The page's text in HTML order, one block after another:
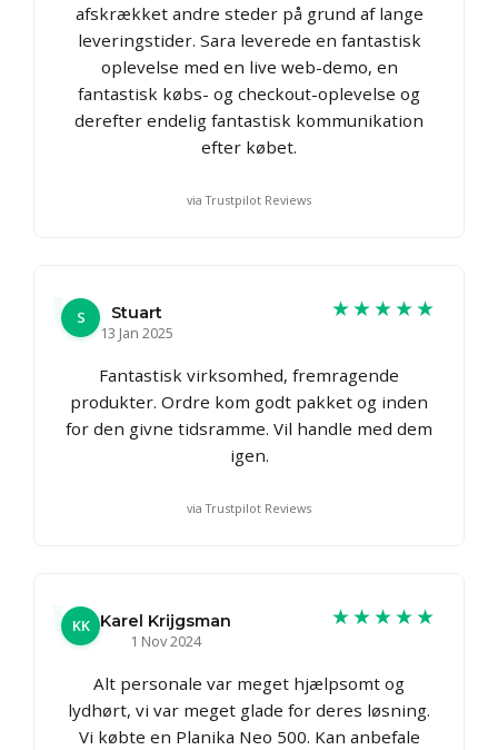
afskrækket andre steder på grund af lange
leveringstider. Sara leverede en fantastisk
oplevelse med en live web-demo, en
fantastisk købs- og checkout-oplevelse og
derefter endelig fantastisk kommunikation
efter købet.
via Trustpilot Reviews
S
Stuart
13 Jan 2025
★★★★★
Fantastisk virksomhed, fremragende
produkter. Ordre kom godt pakket og inden
for den givne tidsramme. Vil handle med dem
igen.
via Trustpilot Reviews
KK Karel Krijgsman
1 Nov 2024
★★★★★
Alt personale var meget hjælpsomt og
lydhørt, vi var meget glade for deres løsning.
Vi købte en Planika Neo 500. Kan anbefale